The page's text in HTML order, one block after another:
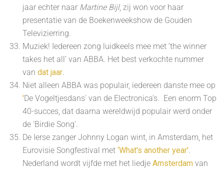
jaar echter naar Martine Bijl, zij won voor haar
presentatie van de Boekenweekshow de Gouden
Televizierring.
Muziek! Iedereen zong luidkeels mee met ‘the winner
takes het all’ van ABBA. Het best verkochte nummer
van dat jaar.
Niet alleen ABBA was populair, iedereen danste mee op
'De Vogeltjesdans' van de Electronica's. Een enorm Top
40-succes, dat daarna wereldwijd populair werd onder
de 'Birdie Song'.
De Ierse zanger Johnny Logan wint, in Amsterdam, het
Eurovisie Songfestival met ‘What's another year'.
Nederland wordt vijfde met het liedje Amsterdam van